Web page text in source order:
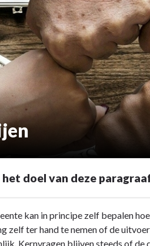
doel van deze
kan in principe zelf bepalen
zelf ter hand te nemen of de
Kernvragen blijven steeds of de